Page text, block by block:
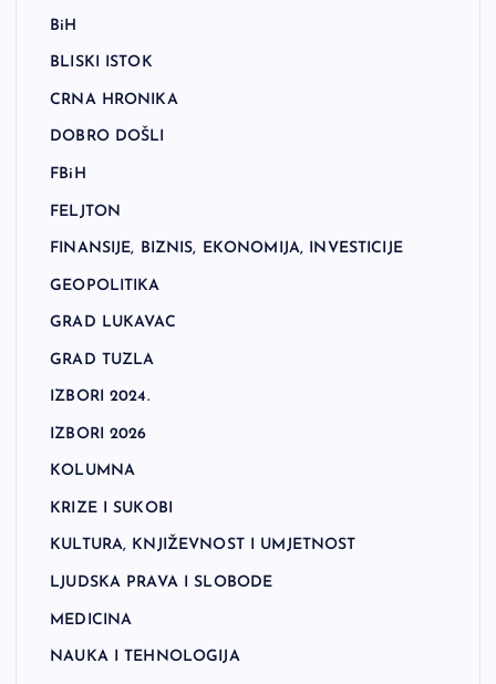
BiH
BLISKI ISTOK
CRNA HRONIKA
DOBRO DOŠLI
FBiH
FELJTON
FINANSIJE, BIZNIS, EKONOMIJA, INVESTICIJE
GEOPOLITIKA
GRAD LUKAVAC
GRAD TUZLA
IZBORI 2024.
IZBORI 2026
KOLUMNA
KRIZE I SUKOBI
KULTURA, KNJIŽEVNOST I UMJETNOST
LJUDSKA PRAVA I SLOBODE
MEDICINA
NAUKA I TEHNOLOGIJA